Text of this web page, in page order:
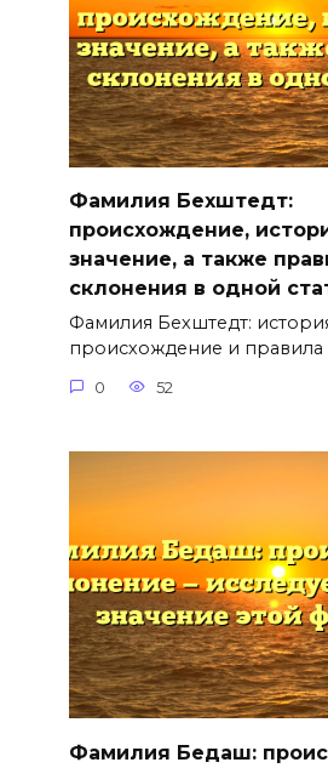
Фамилия Бехштедт:
происхождение,
значение, а также
склонения в одной
Фамилия Бехштедт:
происхождение и правила
0 52
Фамилия Бедаш: